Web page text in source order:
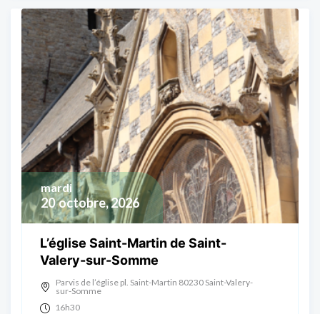
20 octobre, 2026
mardi
L’église Saint-Martin de Saint-
Valery-sur-Somme
Parvis de l’église pl. Saint-Martin 80230 Saint-Valery-
sur-Somme
16h30